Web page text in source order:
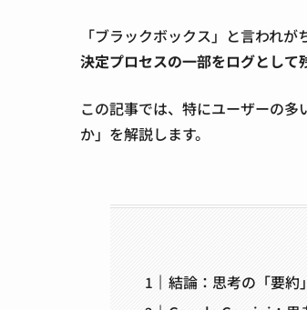
「ブラックボックス」と言われ
決定プロセスの一部をログとして
この記事では、特にユーザーの多
か」を解説します。
結論：思考の「要約